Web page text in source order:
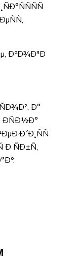
ÐºÐ¾Ð³Ð
Ð°
ÐÑÐ½Ð°
Ð ÑÐ±Ñ,